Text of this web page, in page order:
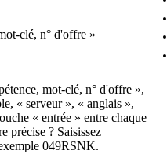
clé, n° d'offre »
mot-clé, n° d'offre »,
« serveur », « anglais »,
« entrée » entre chaque
précise ? Saisissez
049RSNK.